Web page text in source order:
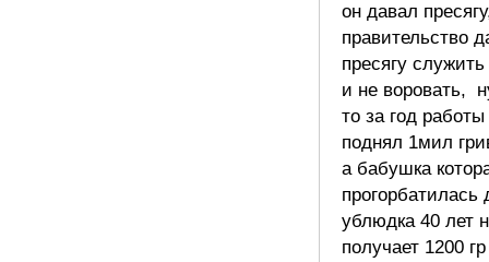
он давал
правительство
пресягу
и не воровать,
то за год
поднял 1мил
а бабушка
прогорбатилась
ублюдка 40 лет
получает 1200